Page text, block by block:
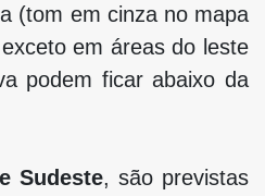
(tom em cinza no mapa
em áreas do leste
podem ficar abaixo da
Sudeste, são previstas